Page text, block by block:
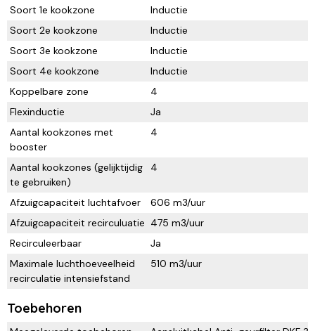
Soort 1e kookzone
Inductie
Soort 2e kookzone
Inductie
Soort 3e kookzone
Inductie
Soort 4e kookzone
Inductie
Koppelbare zone
4
Flexinductie
Ja
Aantal kookzones met
booster
4
Aantal kookzones (gelijktijdig
te gebruiken)
4
Afzuigcapaciteit luchtafvoer
606 m3/uur
Afzuigcapaciteit recirculuatie 475 m3/uur
Recirculeerbaar
Ja
Maximale luchthoeveelheid
recirculatie intensiefstand
510 m3/uur
Toebehoren